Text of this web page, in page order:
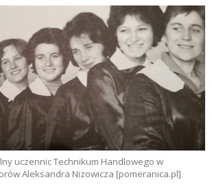
uczennic Technikum Handlowego w
Aleksandra Nizowicza [pomeranica.pl]